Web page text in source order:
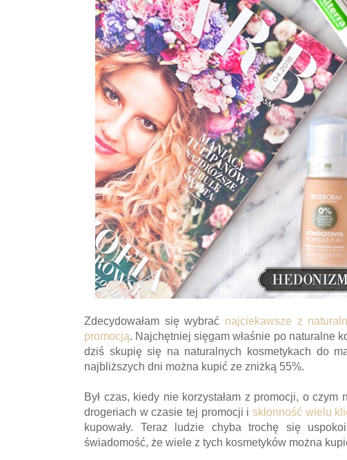
Zdecydowałam się wybrać najciekawsze z
promocją. Najchętniej sięgam właśnie po naturalne
dziś skupię się na naturalnych kosmetykach do
najbliższych dni można kupić ze zniżką 55%.
Był czas, kiedy nie korzystałam z promocji, o czym
drogeriach w czasie tej promocji i skłonność wielu
kupowały. Teraz ludzie chyba trochę się
świadomość, że wiele z tych kosmetyków można